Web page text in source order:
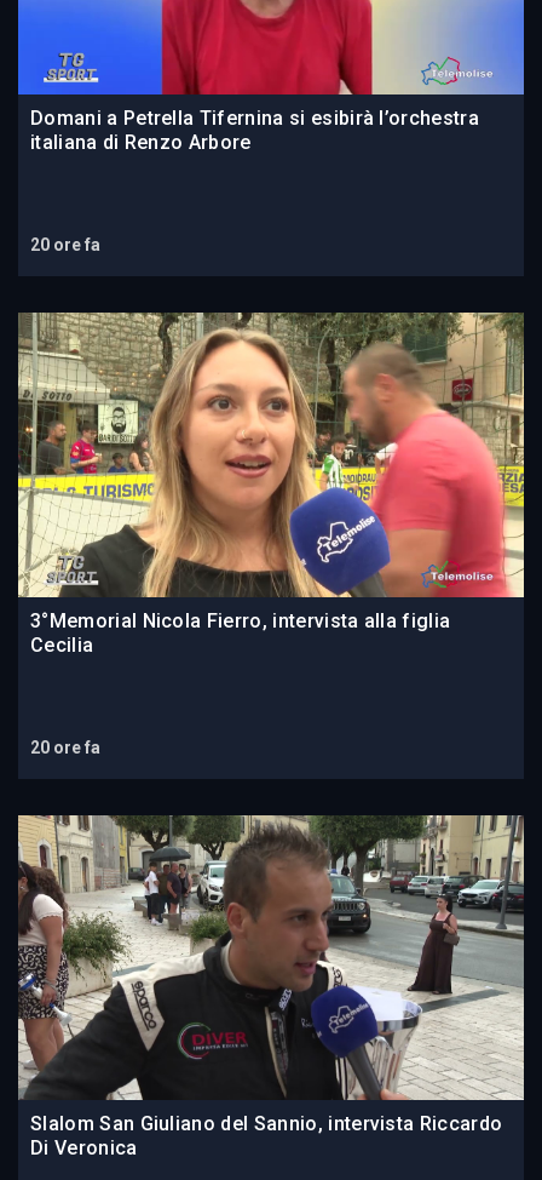
Domani a Petrella Tifernina si esibirà l’orchestra
italiana di Renzo Arbore
20 ore fa
3°Memorial Nicola Fierro, intervista alla figlia
Cecilia
20 ore fa
Slalom San Giuliano del Sannio, intervista Riccardo
Di Veronica